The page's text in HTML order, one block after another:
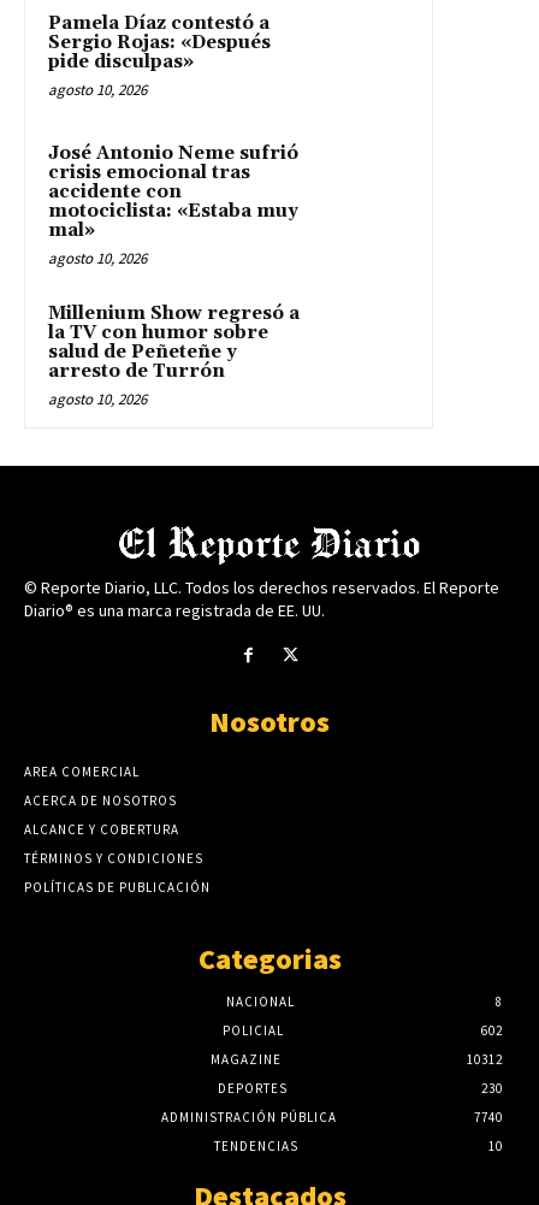
Pamela Díaz contestó a
Sergio Rojas: «Después
pide disculpas»
agosto 10, 2026
José Antonio Neme sufrió
crisis emocional tras
accidente con
motociclista: «Estaba muy
mal»
agosto 10, 2026
Millenium Show regresó a
la TV con humor sobre
salud de Peñeteñe y
arresto de Turrón
agosto 10, 2026
© Reporte Diario, LLC. Todos los derechos reservados. El Reporte
Diario® es una marca registrada de EE. UU.
Nosotros
AREA COMERCIAL
ACERCA DE NOSOTROS
ALCANCE Y COBERTURA
TÉRMINOS Y CONDICIONES
POLÍTICAS DE PUBLICACIÓN
Categorias
NACIONAL
8
POLICIAL
602
MAGAZINE
10312
DEPORTES
230
ADMINISTRACIÓN PÚBLICA
7740
TENDENCIAS
10
Destacados